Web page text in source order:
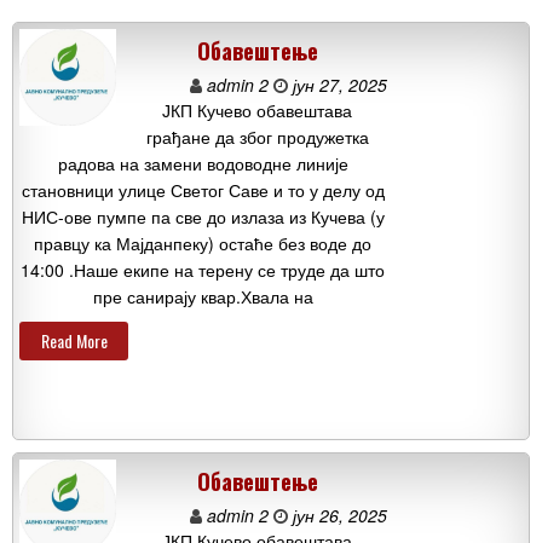
Обавештење
admin 2
јун 27, 2025
ЈКП Кучево обавештава
грађане да због продужетка
радова на замени водоводне линије
становници улице Светог Саве и то у делу од
НИС-ове пумпе па све до излаза из Кучева (у
правцу ка Мајданпеку) остаће без воде до
14:00 .Наше екипе на терену се труде да што
пре санирају квар.Хвала на
Read More
Обавештење
admin 2
јун 26, 2025